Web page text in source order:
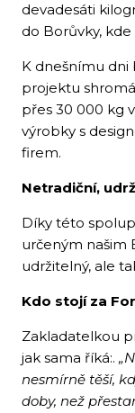
devadesáti
do Borůvky,
K dnešnímu dni
projektu
přes 30 000 kg
výrobky s
firem.
Netradiční,
Díky této
určeným našim
udržitelný, ale
Kdo stojí za
Zakladatelkou
jak sama říká:.
nesmírně těší,
doby, než